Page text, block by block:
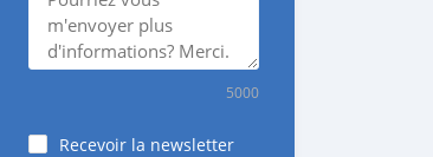
5000
Recevoir la newsletter